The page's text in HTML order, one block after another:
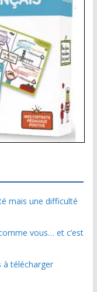
mais une difficulté
vous… et c’est
à télécharger